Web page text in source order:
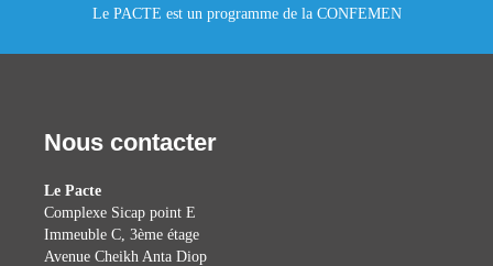
Le PACTE est un programme de la CONFEMEN
Nous contacter
Le Pacte
Complexe Sicap point E
Immeuble C, 3ème étage
Avenue Cheikh Anta Diop